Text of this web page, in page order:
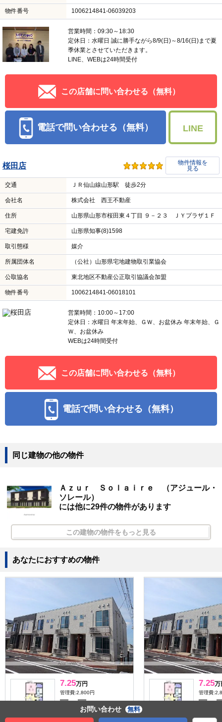
物件番号 1006214841-06039203
営業時間：09:30～18:30
定休日：水曜日 誠に勝手ながら8/9(日)～8/16(日)まで夏
季休業とさせていただきます。
LINE、WEBは24時間受付
この店舗に問い合わせる（無料）
電話で問い合わせる（無料） LINE
桜田店
物件情報を
見る
交通 ＪＲ仙山線山形駅 徒歩2分
会社名 株式会社 西王不動産
住所 山形県山形市桜田東４丁目 ９－２３ ＪＹプラザ１Ｆ
宅建免許 山形県知事(8)1598
取引態様 媒介
所属団体名 （公社）山形県宅地建物取引業協会
公取協名 東北地区不動産公正取引協議会加盟
物件番号 1006214841-06018101
営業時間：10:00～17:00
定休日：水曜日 年末年始、ＧＷ、お盆休み 年末年始、Ｇ
Ｗ、お盆休み
WEBは24時間受付
この店舗に問い合わせる（無料）
電話で問い合わせる（無料）
同じ建物の他の物件
Ａｚｕｒ Ｓｏｌａｉｒｅ （アジュール・
ソレール）
には他に29件の物件があります
この建物の物件をもっと見る
あなたにおすすめの物件
7.25万円
管理費:2,800円
1LDK
7.25万
管理費
お問い合わせ 無料